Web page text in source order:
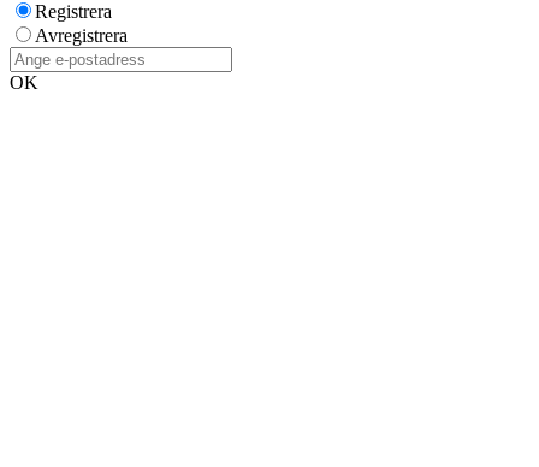
Registrera
Avregistrera
OK